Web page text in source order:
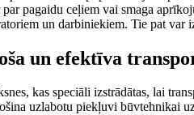
pagaidu ceļiem vai smaga
un darbiniekiem. Tie pat var
un efektīva
kas speciāli izstrādātas, lai
uzlabotu piekļuvi būvtehnikai